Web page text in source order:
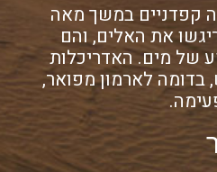
קפדניים במשך מאה
את האלים, והם
של מים. האדריכלות
לארמון מפואר,